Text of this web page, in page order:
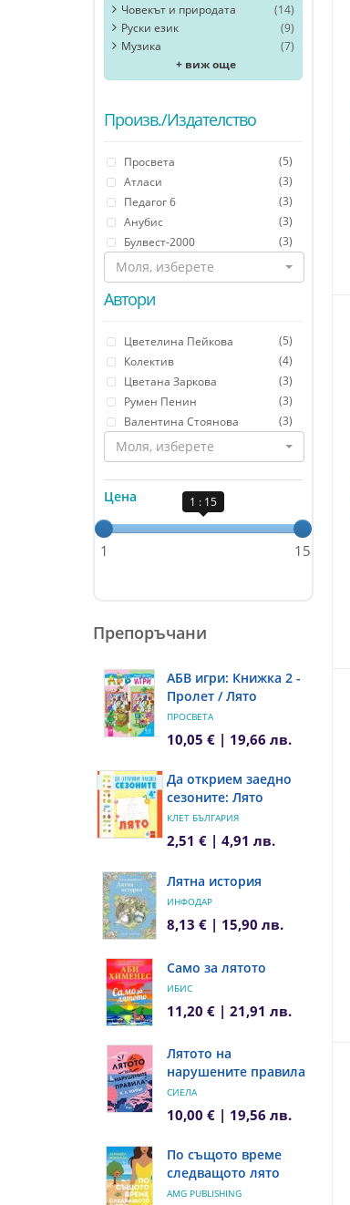
Човекът и природата
(14)
Руски език
(9)
Музика
(7)
+ виж още
Произв./Издателство
Просвета
(5)
Атласи
(3)
Педагог 6
(3)
Анубис
(3)
Булвест-2000
(3)
Моля, изберете
Автори
Цветелина Пейкова
(5)
Колектив
(4)
Цветана Заркова
(3)
Румен Пенин
(3)
Валентина Стоянова
(3)
Моля, изберете
Цена 1 : 15
1 15
Препоръчани
АБВ игри: Книжка 2 -
Пролет / Лято
ПРОСВЕТА
10,05 € | 19,66 лв.
Да открием заедно
сезоните: Лято
КЛЕТ БЪЛГАРИЯ
2,51 € | 4,91 лв.
Лятна история
ИНФОДАР
8,13 € | 15,90 лв.
Само за лятото
ИБИС
11,20 € | 21,91 лв.
Лятото на
нарушените правила
СИЕЛА
10,00 € | 19,56 лв.
По същото време
следващото лято
AMG PUBLISHING